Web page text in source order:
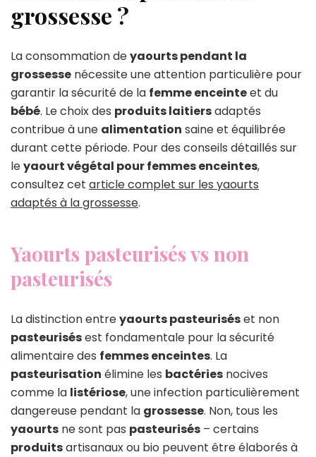
grossesse ?
La consommation deyaourts pendant la
grossesse nécessite une attention particulière pour
garantir la sécurité de la femme enceinteet du
bébé. Le choix des produits laitiersadaptés
contribue à une alimentation saine et équilibrée
durant cette période. Pour des conseils détaillés sur
leyaourt végétal pour femmes enceintes,
consultez cet article complet sur les yaourts
adaptés à la grossesse.
Yaourts pasteurisés vs non
pasteurisés
La distinction entreyaourts pasteuriséset non
pasteurisésest fondamentale pour la sécurité
alimentaire des femmes enceintes. La
pasteurisation élimine les bactéries nocives
comme la listériose, une infection particulièrement
dangereuse pendant la grossesse. Non, tous les
yaourts ne sont pas pasteurisés – certains
produitsartisanaux ou bio peuvent être élaborés à